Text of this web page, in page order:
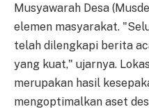
Musyawarah Desa
elemen masyarakat.
telah dilengkapi berita
yang kuat," ujarnya.
merupakan hasil
mengoptimalkan aset